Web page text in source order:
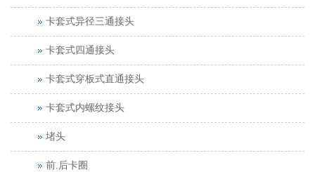
卡套式异径三通接头
卡套式四通接头
卡套式穿板式直通接头
卡套式内螺纹接头
堵头
前.后卡圈